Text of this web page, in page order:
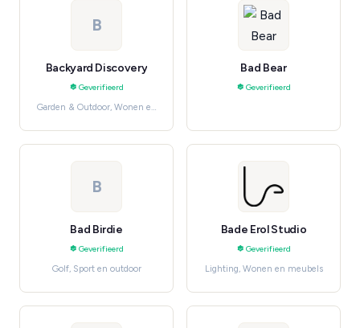
B
Backyard Discovery
Geverifieerd
Garden & Outdoor, Wonen en
Bad Bear
Geverifieerd
B
Bad Birdie
Geverifieerd
Golf, Sport en outdoor
Bade Erol Studio
Geverifieerd
Lighting, Wonen en meubels